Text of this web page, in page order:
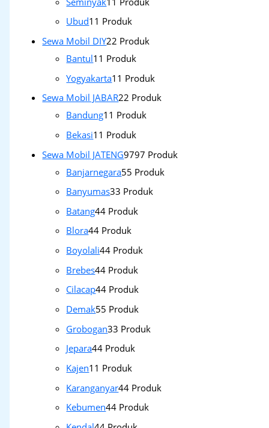
Ubud1 1 Produk
Sewa Mobil DIY22 Produk
Bantul1 1 Produk
Yogyakarta1 1 Produk
Sewa Mobil JABAR22 Produk
Bandung1 1 Produk
Bekasi1 1 Produk
Sewa Mobil JATENG9797 Produk
Banjarnegara55 Produk
Banyumas33 Produk
Batang44 Produk
Blora44 Produk
Boyolali44 Produk
Brebes44 Produk
Cilacap44 Produk
Demak55 Produk
Grobogan33 Produk
Jepara44 Produk
Kajen1 1 Produk
Karanganyar44 Produk
Kebumen44 Produk